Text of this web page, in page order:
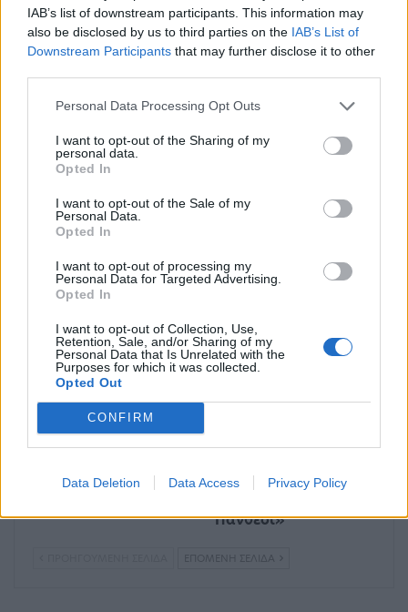
IAB’s list of downstream participants. This information may
also be disclosed by us to third parties on the IAB’s List of
Downstream Participants that may further disclose it to other
Personal Data Processing Opt Outs
I want to opt-out of the Sharing of my
personal data.
Opted In
I want to opt-out of the Sale of my
Personal Data.
Opted In
I want to opt-out of processing my
Personal Data for Targeted Advertising.
Opted In
I want to opt-out of Collection, Use,
Retention, Sale, and/or Sharing of my
Personal Data that Is Unrelated with the
Purposes for which it was collected.
Opted Out
CONFIRM
Data Deletion Data Access Privacy Policy
Μπορεί επίσης να σε ενδιαφέρει
Σε νέα ώρα το «Mega
Σαββατοκύριακο»
Η πρώτη μεγάλη
τις εκλογές του
ΣΥΡΙΖΑ στο «MEGA…
HISTORY & CULTURE
Το νέο Θέατρο του
«αποκαλύπτεται»
MEDIA
Ο Μίνως Μάτσας
τραγούδι των τίτλων
Πανθέοι»
ΕΠΌΜΕΝΗ ΣΕΛΊΔΑ